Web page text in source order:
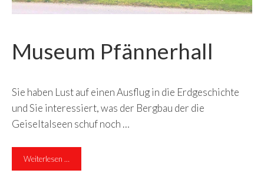
Museum Pfännerhall
Sie haben Lust auf einen Ausflug in die Erdgeschichte
und Sie interessiert, was der Bergbau der die
Geiseltalseen schuf noch …
Weiterlesen …